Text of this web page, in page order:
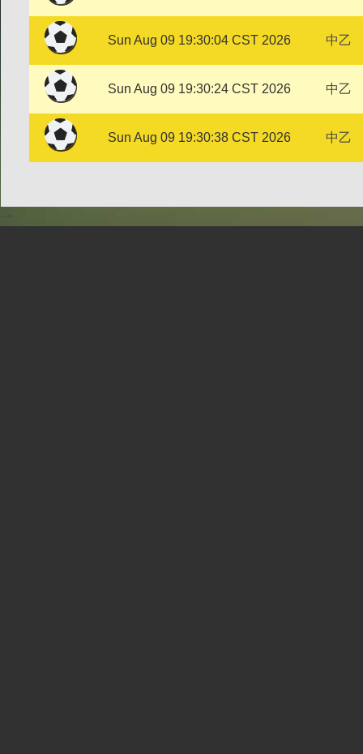
Sun Aug 09 19:30:04 CST 2026 中乙
Sun Aug 09 19:30:24 CST 2026 中乙
Sun Aug 09 19:30:38 CST 2026 中乙